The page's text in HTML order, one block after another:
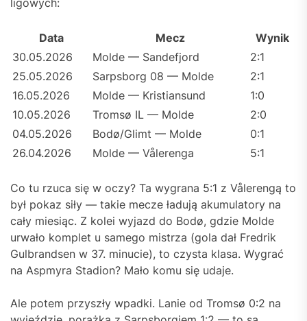
ligowych:
Data Mecz
Wynik
30.05.2026
Molde — Sandefjord
2:1
25.05.2026
Sarpsborg 08 — Molde
2:1
16.05.2026
Molde — Kristiansund
1:0
10.05.2026
Tromsø IL — Molde
2:0
04.05.2026
Bodø/Glimt — Molde
0:1
26.04.2026
Molde — Vålerenga 5:1
Co tu rzuca się w oczy? Ta wygrana 5:1 z Vålerengą to
był pokaz siły — takie mecze ładują akumulatory na
cały miesiąc. Z kolei wyjazd do Bodø, gdzie Molde
urwało komplet u samego mistrza (gola dał Fredrik
Gulbrandsen w 37. minucie), to czysta klasa. Wygrać
na Aspmyra Stadion? Mało komu się udaje.
Ale potem przyszły wpadki. Lanie od Tromsø 0:2 na